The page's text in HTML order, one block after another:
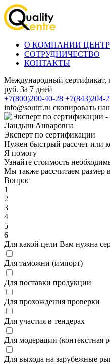
О КОМПАНИИ ЦЕНТР
СОТРУДНИЧЕСТВО
КОНТАКТЫ
Международный сертификат,
руб. За 7 дней
+7(800)200-40-28 +7(843)204-
info@soutrf.ru скопировать
Ландыш Анваровна
Эксперт по сертификации
Нужен быстрый рассчет или
Я помогу
Узнайте стоимость
Мы также рассчитаем размер
Вопрос
1
2
3
4
5
6
Для какой цели Вам нужна
Для таможни (импорт)
Для поставки продукции
Для прохождения проверки
Для участия в тендерах
Для модерации (контекстная
Для выхода на зарубежные